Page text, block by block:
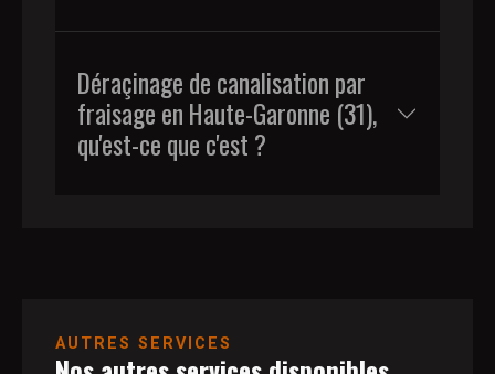
Déraçinage de canalisation par
fraisage en Haute-Garonne (31),
qu'est-ce que c'est ?
AUTRES SERVICES